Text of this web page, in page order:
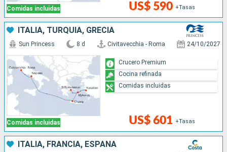
Comidas incluidas US$ 590 +Tasas
ITALIA, TURQUÍA, GRECIA
Comidas incluidas
Sun Princess 8 d Civitavecchia - Roma 24/10/2027
US$ 601 +Tasas
Crucero Premium
Cocina refinada
Comidas incluidas
ITALIA, FRANCIA, ESPAÑA